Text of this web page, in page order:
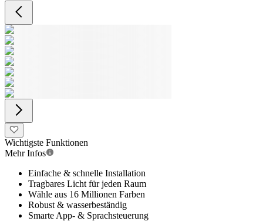
Wichtigste Funktionen
Mehr Infos
Einfache & schnelle Installation
Tragbares Licht für jeden Raum
Wähle aus 16 Millionen Farben
Robust & wasserbeständig
Smarte App- & Sprachsteuerung